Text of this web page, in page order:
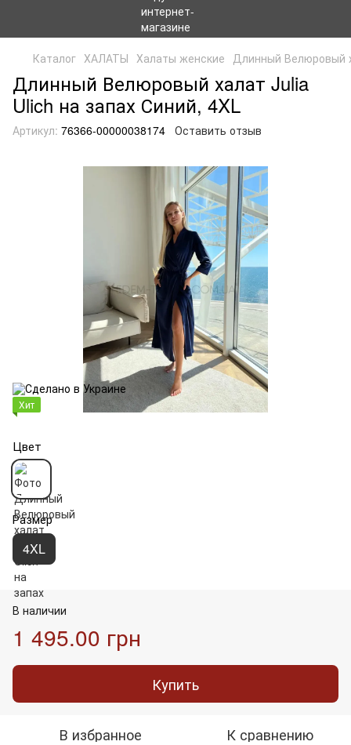
Каталог ХАЛАТЫ Халаты женские Длинный Велюровый
Длинный Велюровый халат Julia
Ulich на запах Синий, 4XL
Артикул: 76366-00000038174 Оставить отзыв
Хит
Цвет
Размер
4XL
В наличии
1 495.00 грн
Купить
В избранное К сравнению